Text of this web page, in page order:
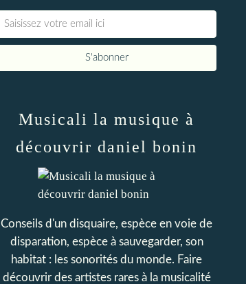
Musicali la musique à
découvrir daniel bonin
Conseils d'un disquaire, espèce en voie de
disparation, espèce à sauvegarder, son
habitat : les sonorités du monde. Faire
découvrir des artistes rares à la musicalité